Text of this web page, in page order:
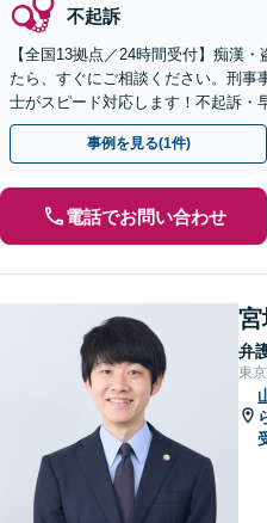
不起訴
【全国13拠点／24時間受付】痴漢
たら、すぐにご相談ください。刑事
士がスピード対応します！不起訴・
動を行います。
事例を見る(1件)
電話でお問い合わせ
宮
弁
東